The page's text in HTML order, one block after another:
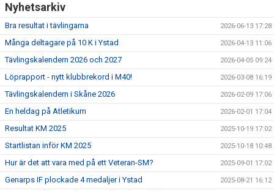
Nyhetsarkiv
Bra resultat i tävlingarna 2026-06-13 17:28
Många deltagare på 10 K i Ystad 2026-04-13 11:06
Tävlingskalendern 2026 och 2027 2026-04-05 09:24
Löprapport - nytt klubbrekord i M40! 2026-03-08 16:19
Tävlingskalendern i Skåne 2026 2026-02-09 17:06
En heldag på Atletikum 2026-02-01 17:04
Resultat KM 2025 2025-10-19 17:02
Startlistan inför KM 2025 2025-10-18 10:48
Hur är det att vara med på ett Veteran-SM? 2025-09-01 17:02
Genarps IF plockade 4 medaljer i Ystad 2025-08-21 16:12